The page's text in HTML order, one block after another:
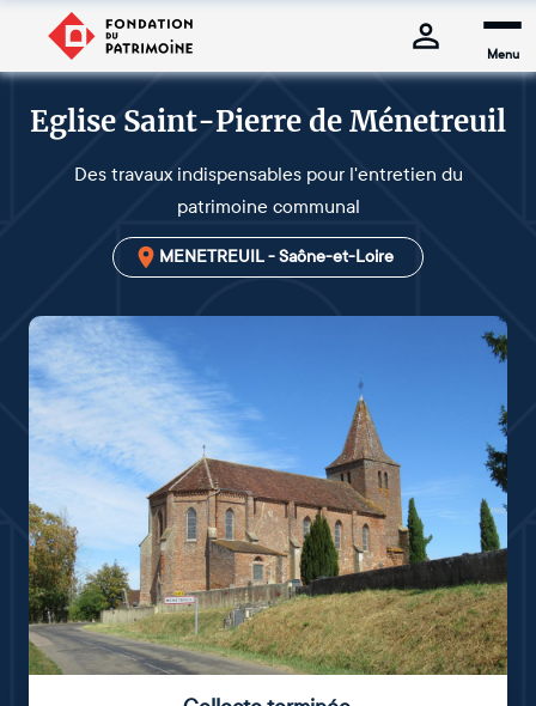
Menu
Eglise Saint-Pierre de Ménetreuil
Des travaux indispensables pour l'entretien du
patrimoine communal
MENETREUIL - Saône-et-Loire